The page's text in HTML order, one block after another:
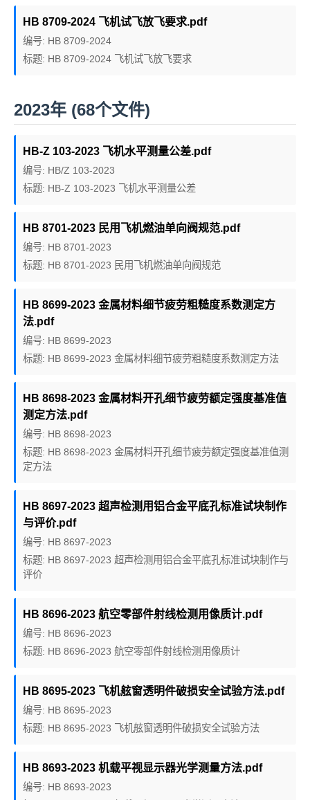
HB 8709-2024 飞机试飞放飞要求.pdf
编号: HB 8709-2024
标题: HB 8709-2024 飞机试飞放飞要求
2023年 (68个文件)
HB-Z 103-2023 飞机水平测量公差.pdf
编号: HB/Z 103-2023
标题: HB-Z 103-2023 飞机水平测量公差
HB 8701-2023 民用飞机燃油单向阀规范.pdf
编号: HB 8701-2023
标题: HB 8701-2023 民用飞机燃油单向阀规范
HB 8699-2023 金属材料细节疲劳粗糙度系数测定方
法.pdf
编号: HB 8699-2023
标题: HB 8699-2023 金属材料细节疲劳粗糙度系数测定方法
HB 8698-2023 金属材料开孔细节疲劳额定强度基准值
测定方法.pdf
编号: HB 8698-2023
标题: HB 8698-2023 金属材料开孔细节疲劳额定强度基准值测
定方法
HB 8697-2023 超声检测用铝合金平底孔标准试块制作
与评价.pdf
编号: HB 8697-2023
标题: HB 8697-2023 超声检测用铝合金平底孔标准试块制作与
评价
HB 8696-2023 航空零部件射线检测用像质计.pdf
编号: HB 8696-2023
标题: HB 8696-2023 航空零部件射线检测用像质计
HB 8695-2023 飞机舷窗透明件破损安全试验方法.pdf
编号: HB 8695-2023
标题: HB 8695-2023 飞机舷窗透明件破损安全试验方法
HB 8693-2023 机载平视显示器光学测量方法.pdf
编号: HB 8693-2023